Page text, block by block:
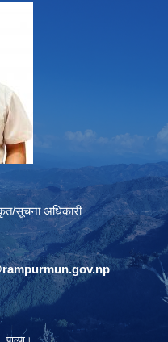
सूचना अधिकारी